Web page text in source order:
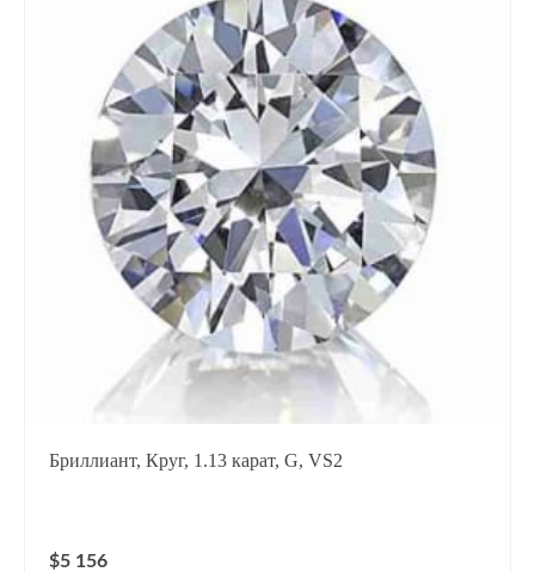
Бриллиант, Круг, 1.13 карат, G, VS2
$5 156